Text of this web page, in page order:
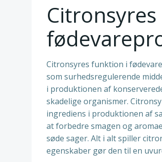
Citronsyres funktion i
som surhedsregulerende
i produktionen af
skadelige organismer.
ingrediens i produktionen af
at forbedre smagen og
søde sager. Alt i alt spiller
egenskaber gør den til en